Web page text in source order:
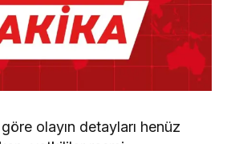
olayın detayları henüz